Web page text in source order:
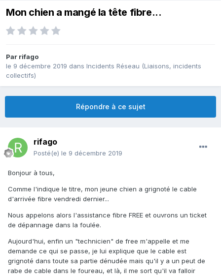
Mon chien a mangé la tête fibre...
Par rifago
le 9 décembre 2019 dans Incidents Réseau (Liaisons, incidents
collectifs)
Répondre à ce sujet
rifago
Posté(e) le 9 décembre 2019
Bonjour à tous,
Comme l'indique le titre, mon jeune chien a grignoté le cable
d'arrivée fibre vendredi dernier...
Nous appelons alors l'assistance fibre FREE et ouvrons un ticket
de dépannage dans la foulée.
Aujourd'hui, enfin un "technicien" de free m'appelle et me
demande ce qui se passe, je lui explique que le cable est
grignoté dans toute sa partie dénudée mais qu'il y a un peut de
rabe de cable dans le foureau, et là, il me sort qu'il va falloir